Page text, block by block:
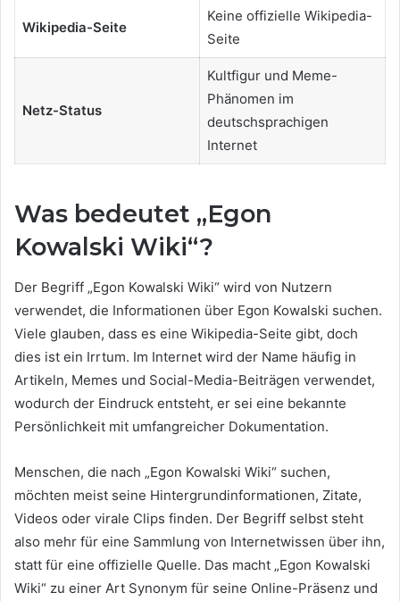
Wikipedia-Seite
Keine offizielle Wikipedia-
Seite
Netz-Status
Kultfigur und Meme-
Phänomen im
deutschsprachigen
Internet
Was bedeutet „Egon
Kowalski Wiki“?
Der Begriff „Egon Kowalski Wiki“ wird von Nutzern
verwendet, die Informationen über Egon Kowalski suchen.
Viele glauben, dass es eine Wikipedia-Seite gibt, doch
dies ist ein Irrtum. Im Internet wird der Name häufig in
Artikeln, Memes und Social-Media-Beiträgen verwendet,
wodurch der Eindruck entsteht, er sei eine bekannte
Persönlichkeit mit umfangreicher Dokumentation.
Menschen, die nach „Egon Kowalski Wiki“ suchen,
möchten meist seine Hintergrundinformationen, Zitate,
Videos oder virale Clips finden. Der Begriff selbst steht
also mehr für eine Sammlung von Internetwissen über ihn,
statt für eine offizielle Quelle. Das macht „Egon Kowalski
Wiki“ zu einer Art Synonym für seine Online-Präsenz und